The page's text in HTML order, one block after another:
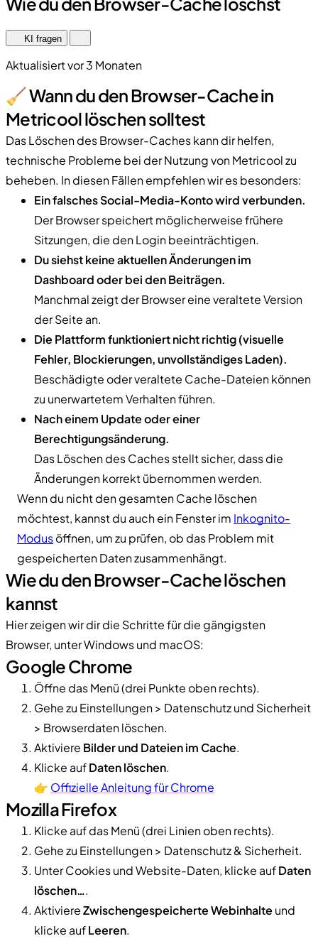
KI fragen
Aktualisiert vor 3 Monaten
🧹 Wann du den Browser-Cache in
Metricool löschen solltest
Das Löschen des Browser-Caches kann dir helfen,
technische Probleme bei der Nutzung von Metricool zu
beheben. In diesen Fällen empfehlen wir es besonders:
Ein falsches Social-Media-Konto wird verbunden.
Der Browser speichert möglicherweise frühere
Sitzungen, die den Login beeinträchtigen.
Du siehst keine aktuellen Änderungen im
Dashboard oder bei den Beiträgen.
Manchmal zeigt der Browser eine veraltete Version
der Seite an.
Die Plattform funktioniert nicht richtig (visuelle
Fehler, Blockierungen, unvollständiges Laden).
Beschädigte oder veraltete Cache-Dateien können
zu unerwartetem Verhalten führen.
Nach einem Update oder einer
Berechtigungsänderung.
Das Löschen des Caches stellt sicher, dass die
Änderungen korrekt übernommen werden.
Wenn du nicht den gesamten Cache löschen
möchtest, kannst du auch ein Fenster im Inkognito-
Modusöffnen, um zu prüfen, ob das Problem mit
gespeicherten Daten zusammenhängt.
Wie du den Browser-Cache löschen
kannst
Hier zeigen wir dir die Schritte für die gängigsten
Browser, unter Windows und macOS:
Google Chrome
Öffne das Menü (drei Punkte oben rechts).
Gehe zu Einstellungen > Datenschutz und Sicherheit
> Browserdaten löschen.
Aktiviere Bilder und Dateien im Cache.
Klicke aufDaten löschen.
👉 Offizielle Anleitung für Chrome
Mozilla Firefox
Klicke auf das Menü (drei Linien oben rechts).
Gehe zu Einstellungen > Datenschutz & Sicherheit.
Unter Cookies und Website-Daten, klicke aufDaten
löschen….
AktiviereZwischengespeicherte Webinhalte und
klicke aufLeeren.